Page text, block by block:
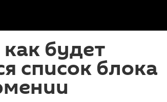
будет
список блока